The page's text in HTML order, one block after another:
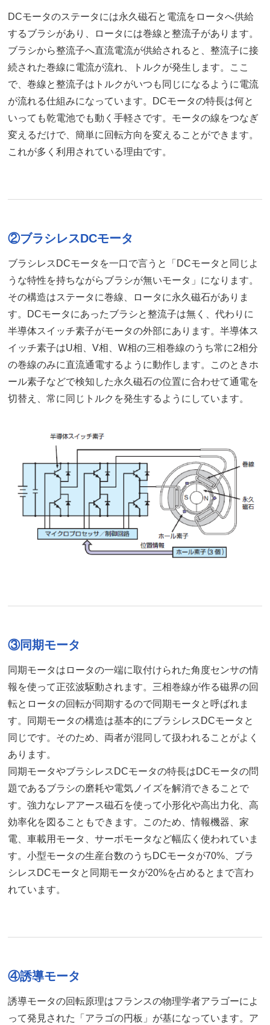
DCモータのステータには永久磁石と電流をロータへ供給
するブラシがあり、ロータには巻線と整流子があります。
ブラシから整流子へ直流電流が供給されると、整流子に接
続された巻線に電流が流れ、トルクが発生します。ここ
で、巻線と整流子はトルクがいつも同じになるように電流
が流れる仕組みになっています。DCモータの特長は何と
いっても乾電池でも動く手軽さです。モータの線をつなぎ
変えるだけで、簡単に回転方向を変えることができます。
これが多く利用されている理由です。
②ブラシレスDCモータ
ブラシレスDCモータを一口で言うと「DCモータと同じよ
うな特性を持ちながらブラシが無いモータ」になります。
その構造はステータに巻線、ロータに永久磁石がありま
す。DCモータにあったブラシと整流子は無く、代わりに
半導体スイッチ素子がモータの外部にあります。半導体ス
イッチ素子はU相、V相、W相の三相巻線のうち常に2相分
の巻線のみに直流通電するように動作します。このときホ
ール素子などで検知した永久磁石の位置に合わせて通電を
切替え、常に同じトルクを発生するようにしています。
③同期モータ
同期モータはロータの一端に取付けられた角度センサの情
報を使って正弦波駆動されます。三相巻線が作る磁界の回
転とロータの回転が同期するので同期モータと呼ばれま
す。同期モータの構造は基本的にブラシレスDCモータと
同じです。そのため、両者が混同して扱われることがよく
あります。
同期モータやブラシレスDCモータの特長はDCモータの問
題であるブラシの磨耗や電気ノイズを解消できることで
す。強力なレアアース磁石を使って小形化や高出力化、高
効率化を図ることもできます。このため、情報機器、家
電、車載用モータ、サーボモータなど幅広く使われていま
す。小型モータの生産台数のうちDCモータが70%、ブラ
シレスDCモータと同期モータが20%を占めるとまで言わ
れています。
④誘導モータ
誘導モータの回転原理はフランスの物理学者アラゴーによ
って発見された「アラゴの円板」が基になっています。ア